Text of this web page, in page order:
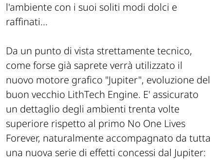
l'ambiente con i suoi soliti modi dolci e
raffinati...
Da un punto di vista strettamente tecnico,
come forse già saprete verrà utilizzato il
nuovo motore grafico "Jupiter", evoluzione del
buon vecchio LithTech Engine. E' assicurato
un dettaglio degli ambienti trenta volte
superiore rispetto al primo No One Lives
Forever, naturalmente accompagnato da tutta
una nuova serie di effetti concessi dal Jupiter: